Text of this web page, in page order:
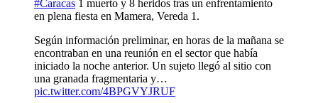
#Caracas 1 muerto y 8 heridos tras un enfrentamiento
en plena fiesta en Mamera, Vereda 1.
Según información preliminar, en horas de la mañana se
encontraban en una reunión en el sector que había
iniciado la noche anterior. Un sujeto llegó al sitio con
una granada fragmentaria y…
pic.twitter.com/4BPGVYJRUF